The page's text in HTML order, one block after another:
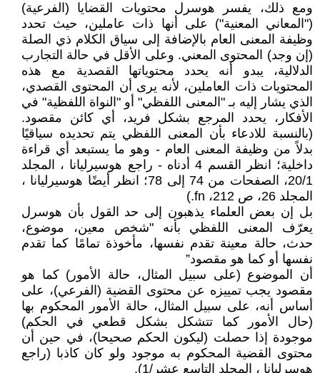
ومع ذلك، يفسر هوسرل محتويات القضايا (الفرعية)
("المعاني المعنية") على أنها ذات عاملين، حيث تحدد
وظيفة المعنى العام بالإضافة إلى سياق الكلام ذي الصلة
(إن وجد) المحتوى المعني. وعلى الأقل في حالة التجارب
الدلالية، يبدو أنه يحدد محتوياتها القصدية مع هذه
المحتويات ذات العاملين، لأنه يرى أن المحتوى القصدي،
الذي يشار إليه بـ "المعنى اللفظي" أو "النواة اللفظية" في
الأفكار، يحدد المرجع بشكل فريد، أي كائن مقصود.
(بالنسبة للادعاء بأن المعنى اللفظي يتم تحديده سياقيًا
بدلاً من وظيفة المعنى العام - وهو ما يستبعد أي قراءة
داخلية؛ انظر القسم 4 أدناه - راجع هوسيرليانا ، المجلد
20/1، الصفحات من 74 إلى 78؛ انظر أيضًا هوسيرليانا ،
المجلد 26، ص 212، fn.)
بل إن بعض العلماء يذهبون إلى حد القول بأن هوسرل
يعرّف المعنى اللفظي بأنه "شخص معين، موضوع،
حدث، حالة معينة تقدم نفسها، مأخوذة تمامًا كما تقدم
نفسها أو كما هو مقصود”
أن الموضوع (على سبيل المثال، حالة الأمور) كما هو
مقصود يجب تمييزه عن محتوى القضية (الفرعي)، على
أساس أنه، على سبيل المثال، حالة الأمور المحكوم بها
(حال الأمور كما تتشكل بشكل قطعي في الحكم)
موجودة إذا حصلت (ليكون الحكم صحيحا)، في حين أن
محتوى القضية المحكوم به موجود ولو كان كاذبا (راجع
هوسرليانا ، المجلد التاسع عشر/1).